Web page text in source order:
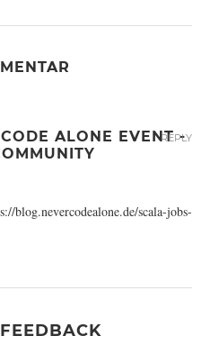
ALONE EVENT -
scala-jobs-
REPLY